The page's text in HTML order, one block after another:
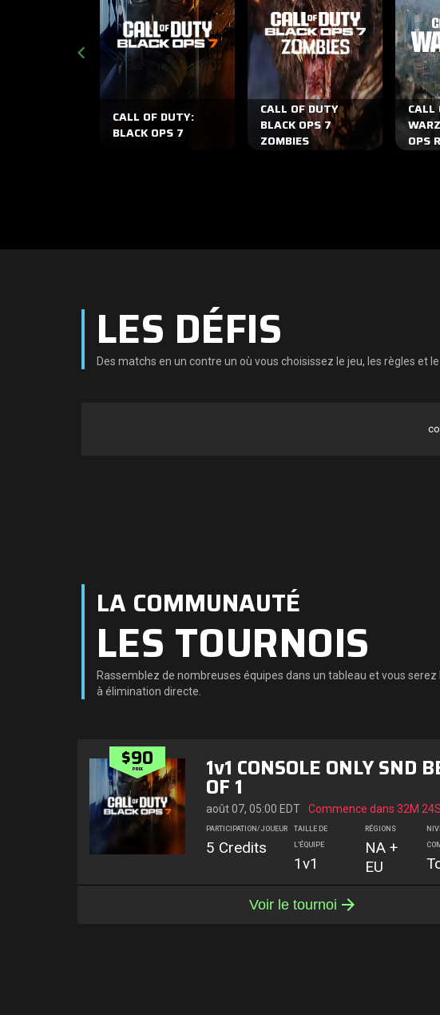
CROSS-PLATFORM
CALL OF DUTY:
BLACK OPS 7
CROSS-PLATFORM
CALL OF DUTY
BLACK OPS 7
ZOMBIES
CALL
OPS
LES DÉFIS
Des matchs en un contre un où vous choisissez le jeu, les règles et le
LA COMMUNAUTÉ
LES TOURNOIS
Rassemblez de nombreuses équipes dans un tableau et vous
à élimination directe.
$90
PRIX 1v1 CONSOLE ONLY SND
OF 1
août 07, 05:00 EDT Commence dans 32M 22S
PARTICIPATION/JOUEUR
5 Credits
TAILLE DE
L'ÉQUIPE
1v1
RÉGIONS
NA +
EU
Voir le tournoi